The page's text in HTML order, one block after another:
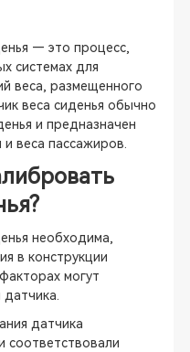
— это процесс,
системах для
веса, размещенного
веса сиденья обычно
и предназначен
веса пассажиров.
необходима,
в конструкции
могут
датчика
соответствовали